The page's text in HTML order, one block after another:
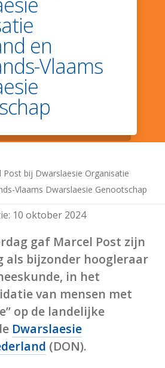
en
Vlaams
Post bij Dwarslaesie Organisatie
Vlaams Dwarslaesie Genootschap
10 oktober 2024
gaf Marcel Post zijn
als bijzonder hoogleraar
in het
van mensen met
op de landelijke
Dwarslaesie
(DON).